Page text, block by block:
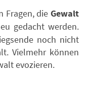
Fragen, die Gewalt
gedacht werden.
noch nicht
Vielmehr können
evozieren.